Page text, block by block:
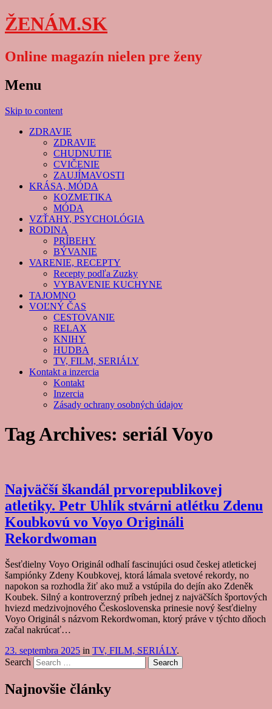
ŽENÁM.SK
Online magazín nielen pre ženy
Menu
Skip to content
ZDRAVIE
ZDRAVIE
CHUDNUTIE
CVIČENIE
ZAUJÍMAVOSTI
KRÁSA, MÓDA
KOZMETIKA
MÓDA
VZŤAHY, PSYCHOLÓGIA
RODINA
PRÍBEHY
BÝVANIE
VARENIE, RECEPTY
Recepty podľa Zuzky
VYBAVENIE KUCHYNE
TAJOMNO
VOĽNÝ ČAS
CESTOVANIE
RELAX
KNIHY
HUDBA
TV, FILM, SERIÁLY
Kontakt a inzercia
Kontakt
Inzercia
Zásady ochrany osobných údajov
Tag Archives: seriál Voyo
Najväčší škandál prvorepublikovej
atletiky. Petr Uhlík stvárni atlétku Zdenu
Koubkovú vo Voyo Origináli
Rekordwoman
Šesťdielny Voyo Originál odhalí fascinujúci osud českej atletickej
šampiónky Zdeny Koubkovej, ktorá lámala svetové rekordy, no
napokon sa rozhodla žiť ako muž a vstúpila do dejín ako Zdeněk
Koubek. Silný a kontroverzný príbeh jednej z najväčších športových
hviezd medzivojnového Československa prinesie nový šesťdielny
Voyo Originál s názvom Rekordwoman, ktorý práve v týchto dňoch
začal nakrúcať…
23. septembra 2025 in TV, FILM, SERIÁLY.
Search
Najnovšie články